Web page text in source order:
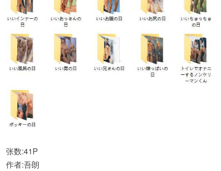
张数:41P
作者:吾朗